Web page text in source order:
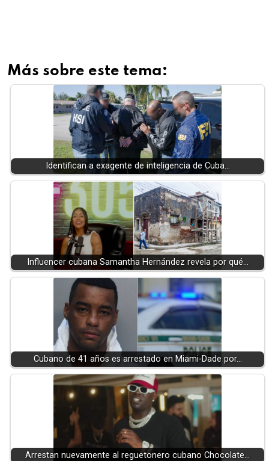
Más sobre este tema:
Identifican a exagente de inteligencia de Cuba…
Influencer cubana Samantha Hernández revela por qué…
Cubano de 41 años es arrestado en Miami-Dade por…
Arrestan nuevamente al reguetonero cubano Chocolate…